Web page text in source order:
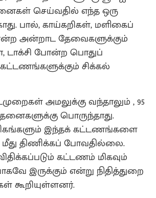
செய்வதில் எந்த ஒரு
பால், காய்கறிகள், மளிகைப்
அன்றாட தேவைகளுக்கும்
போன்ற பொதுப்
சிக்கல்
அமலுக்கு வந்தாலும் , 95
பொருந்தாது.
இந்தக் கட்டணங்களை
திணிக்கப் போவதில்லை.
கட்டணம் மிகவும்
இருக்கும் என்று நிதித்துறை
கூறியுள்ளனர்.